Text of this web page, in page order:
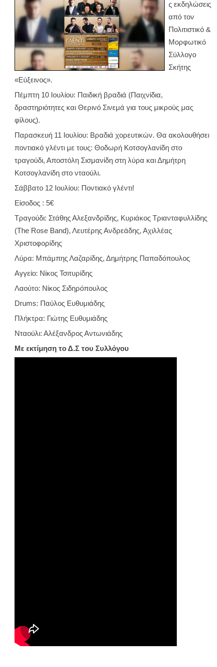
ς εκδηλώσεις
από τον
Πολιτιστικό &
Μορφωτικό
Σύλλογο
Σκήτης
«Εύξεινος».
Πέμπτη 10 Ιουλίου: Παιδική βραδιά (Παιχνίδια,
δραστηριότητες και Θερινό Σινεμά για τους μικρούς μας
φίλους).
Παρασκευή 11 Ιουλίου: Βραδιά χορευτικών. Θα ακολουθήσει
ποντιακό γλέντι με τους: Θοδωρή Κοτσογλανίδη στο
τραγούδι, Αποστόλη Σισμανίδη στη λύρα και Δημήτρη
Κοτσογλανίδη στο νταούλι.
Σάββατο 12 Ιουλίου: Ποντιακό γλέντι!
Είσοδος : 5€
Τραγούδι: Στάθης Αλεξανδρίδης, Κυριάκος Τριανταφυλλίδης
(The Rose Band), Λευτέρης Ανδρεάδης, Αχιλλέας
Χριστοφορίδης
Λύρα: Μπάμπης Λαζαρίδης, Δημήτρης Παπαδόπουλος
Αγγείο: Νίκος Τσιτυρίδης
Λαούτο: Νίκος Σιδηρόπουλος
Drums: Παύλος Ευθυμιάδης
Πλήκτρα: Γιώτης Ευθυμιάδης
Νταούλι: Αλέξανδρος Αντωνιάδης
Με εκτίμηση το Δ.Σ του Συλλόγου